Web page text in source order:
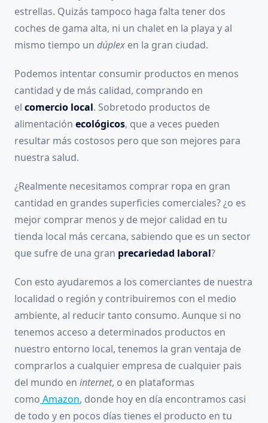
estrellas. Quizás tampoco haga falta tener dos
coches de gama alta, ni un chalet en la playa y al
mismo tiempo un dúplex en la gran ciudad.
Podemos intentar consumir productos en menos
cantidad y de más calidad, comprando en
el comercio local. Sobretodo productos de
alimentación ecológicos, que a veces pueden
resultar más costosos pero que son mejores para
nuestra salud.
¿Realmente necesitamos comprar ropa en gran
cantidad en grandes superficies comerciales? ¿o es
mejor comprar menos y de mejor calidad en tu
tienda local más cercana, sabiendo que es un sector
que sufre de una gran precariedad laboral?
Con esto ayudaremos a los comerciantes de nuestra
localidad o región y contribuiremos con el medio
ambiente, al reducir tanto consumo. Aunque si no
tenemos acceso a determinados productos en
nuestro entorno local, tenemos la gran ventaja de
comprarlos a cualquier empresa de cualquier pais
del mundo en internet, o en plataformas
como Amazon, donde hoy en día encontramos casi
de todo y en pocos días tienes el producto en tu